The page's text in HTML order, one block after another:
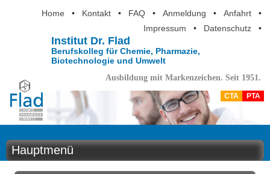
Home • Kontakt • FAQ • Anmeldung • Anfahrt
•
Impressum
• Datenschutz •
Institut Dr. Flad
Berufskolleg für Chemie, Pharmazie,
Biotechnologie und Umwelt
Ausbildung mit Markenzeichen. Seit 1951.
CTA PTA
Hauptmenü